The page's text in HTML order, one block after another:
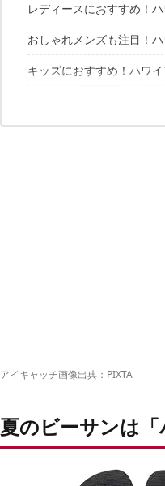
レディースにおすすめ！
【ハワイアナス スリム】
【ハワイアナス フラッシ
【ハワイアナス ルナ】
おしゃれメンズも注目！
【ハワイアナス リーニア
【ハワイアナス トレンド
キッズにおすすめ！ハワ
【ハワイアナス キッズ
アイキャッチ画像出典： PIXTA
夏のビーサンは